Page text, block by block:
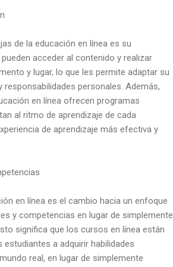
de la educación en línea es su
acceder al contenido y realizar
y lugar, lo que les permite adaptar su
personales. Además,
en línea ofrecen programas
al ritmo de aprendizaje de cada
de aprendizaje más efectiva y
en línea es el cambio hacia un enfoque
y competencias en lugar de simplemente
significa que los cursos en línea están
a adquirir habilidades
real, en lugar de simplemente